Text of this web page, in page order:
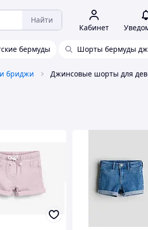
Найти
Кабинет
бермуды Шорты бермуды
бриджи Джинсовые шорты для